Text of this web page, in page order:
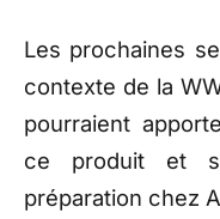
Les prochaines
contexte de la
pourraient
ce produit et
préparation chez